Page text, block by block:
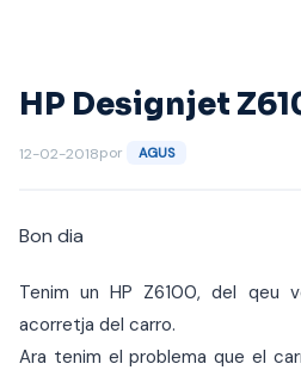
HP Designjet
12-02-2018por AGUS
Bon dia
Tenim un HP Z6100, del qeu
acorretja del carro.
Ara tenim el problema que el